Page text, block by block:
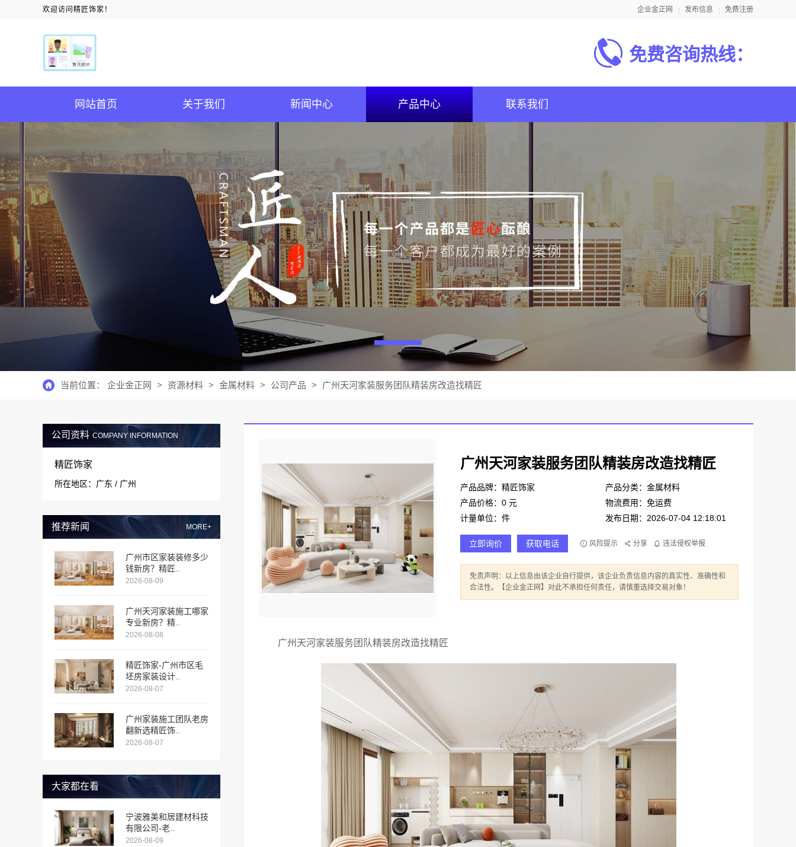
欢迎访问精匠饰家！ 企业金正网 发布信息 免费注册
免费咨询热线：
网站首页 关于我们 新闻中心 产品中心 联系我们
当前位置： 企业金正网 > 资源材料 > 金属材料 > 公司产品 > 广州天河家装服务团队精装房改造找精匠
公司资料 COMPANY INFORMATION
精匠饰家
所在地区：广东 / 广州
推荐新闻 MORE+
广州市区家装装修多少
钱新房？精匠..
2026-08-09
广州天河家装施工哪家
专业新房？精..
2026-08-08
精匠饰家-广州市区毛
坯房家装设计..
2026-08-07
广州家装施工团队老房
翻新选精匠饰..
2026-08-07
大家都在看
宁波雅美和居建材科技
有限公司-老..
2026-08-09
广州天河家装服务团队精装房改造找精匠
产品品牌：精匠饰家
产品分类：金属材料
产品价格：0 元
物流费用：免运费
计量单位：件
发布日期：2026-07-04 12:18:01
立即询价 获取电话 风险提示 分享 违法侵权举报
免责声明：以上信息由该企业自行提供，该企业负责信息内容的真实性、准确性和
合法性。【企业金正网】对此不承担任何责任，请慎重选择交易对象！
广州天河家装服务团队精装房改造找精匠